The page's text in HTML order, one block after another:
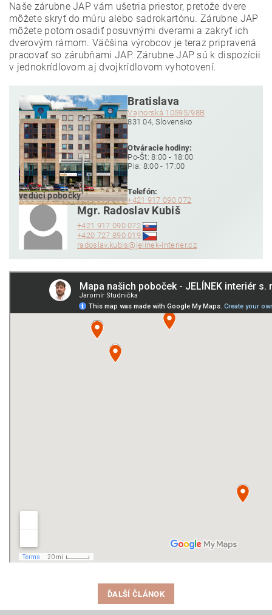
Naše zárubne JAP vám ušetria priestor, pretože dvere
môžete skryť do múru alebo sadrokartónu. Zárubne JAP
môžete potom osadiť posuvnými dverami a zakryť ich
dverovým rámom. Väčšina výrobcov je teraz pripravená
pracovať so zárubňami JAP. Zárubne JAP sú k dispozícii
v jednokrídlovom aj dvojkrídlovom vyhotovení.
Bratislava
Vajnorská 10595/98B
831 04, Slovensko
Otváracie hodiny:
Po-Št: 8:00 - 18:00
Pia: 8:00 - 17:00
Telefón:
+421 917 090 072
Mgr. Radoslav Kubiš
+421 917 090 072
+420 727 890 019
radoslav.kubis@jelinek-interier.cz
ĎALŠÍ ČLÁNOK